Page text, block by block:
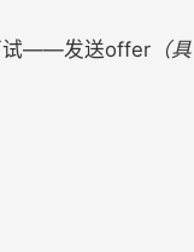
——发送offer （具